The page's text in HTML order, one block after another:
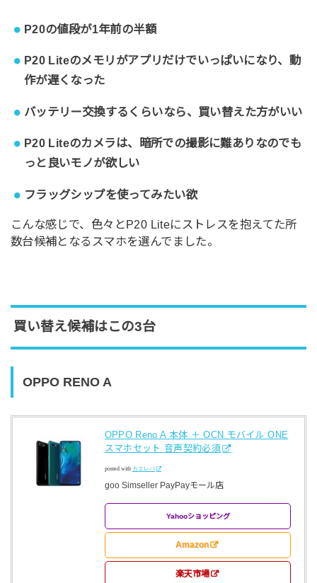
P20の値段が1年前の半額
P20 Liteのメモリがアプリだけでいっぱいになり、動
作が遅くなった
バッテリー交換するくらいなら、買い替えた方がいい
P20 Liteのカメラは、暗所での撮影に難ありなのでも
っと良いモノが欲しい
フラッグシップを使ってみたい欲
こんな感じで、色々とP20 Liteにストレスを抱えてた所
数台候補となるスマホを選んでました。
買い替え候補はこの3台
OPPO RENO A
OPPO Reno A 本体 ＋ OCN モバイル ONE
スマホセット 音声契約必須
posted with カエレバ
goo Simseller PayPayモール店
Yahooショッピング
Amazon
楽天市場